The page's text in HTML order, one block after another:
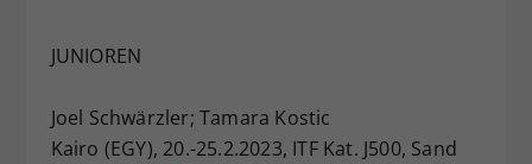
JUNIOREN
Joel Schwärzler; Tamara Kostic
Kairo (EGY), 20.-25.2.2023, ITF Kat. J500, Sand